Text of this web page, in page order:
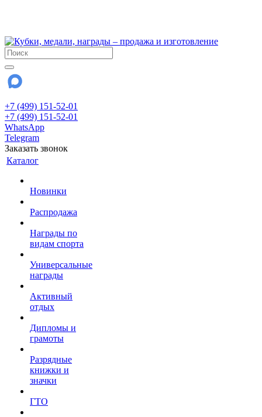
+7 (499) 151-52-01
+7 (499) 151-52-01
WhatsApp
Telegram
Заказать звонок
Каталог
Новинки
Распродажа
Награды по
видам спорта
Универсальные
награды
Активный
отдых
Дипломы и
грамоты
Разрядные
книжки и
значки
ГТО